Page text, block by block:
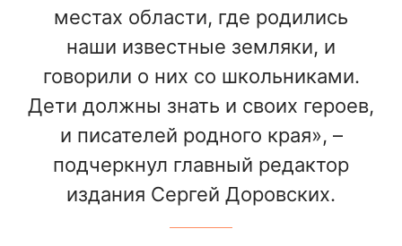
местах области, где родились
наши известные земляки, и
говорили о них со школьниками.
Дети должны знать и своих героев,
и писателей родного края», –
подчеркнул главный редактор
издания Сергей Доровских.